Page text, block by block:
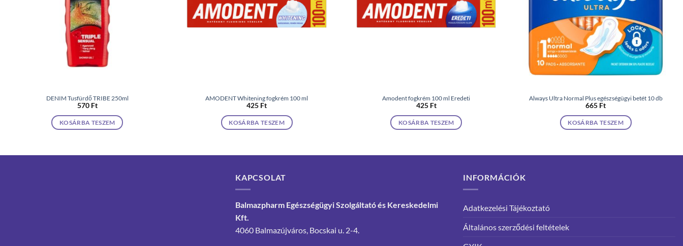
DENIM Tusfürdő TRIBE 250ml
570 Ft
KOSÁRBA TESZEM
AMODENT Whitening fogkrém 100 ml
425 Ft
KOSÁRBA TESZEM
Amodent fogkrém 100 ml Eredeti
425 Ft
KOSÁRBA TESZEM
Always Ultra Normal Plus egészségügyi betét 10 db
665 Ft
KOSÁRBA TESZEM
KAPCSOLAT
Balmazpharm Egészségügyi Szolgáltató és Kereskedelmi
Kft.
4060 Balmazújváros, Bocskai u. 2-4.
INFORMÁCIÓK
Adatkezelési Tájékoztató
Általános szerződési feltételek